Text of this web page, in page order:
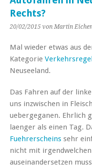
Rechts?
20/02/2015 von Martin
Mal wieder etwas aus
Kategorie
Neuseeland.
Das Fahren auf der
uns inzwischen in
uebergeganen. Ehrlich
laenger als einen Tag.
Fuehrerscheins sehr
nicht mit
auseinandersetzen